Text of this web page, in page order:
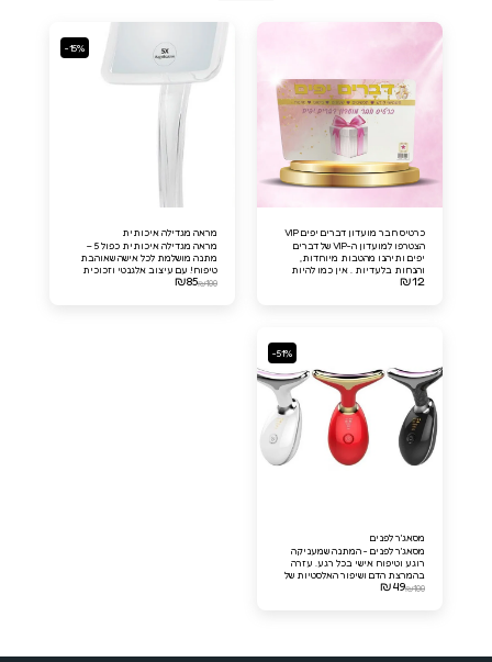
כרטיס חבר מועדון דברים יפים VIP
הצטרפו למועדון ה-VIP של דברים
יפים ותיהנו מהטבות מיוחדות,
והנחות בלעדיות . אין כמו להיות
חבר מועדון דברים יפים VIP!
₪12
-15%
מראה מגדילה איכותית
מראה מגדילה איכותית כפול 5 –
מתנה מושלמת לכל אישה שאוהבת
טיפוח! עם עיצוב אלגנטי וזכוכית
איכותית, המראה הזו מציעה הגדלה
₪100
₪85
-51%
מסאג'ר לפנים
מסאג'ר לפנים - המתנה שמעניקה
רוגע וטיפוח אישי בכל רגע. עזרה
בהמרצת הדם ושיפור האלסטיות של
העור, הדרך האולטימטיבית לפינוק
₪100
₪49